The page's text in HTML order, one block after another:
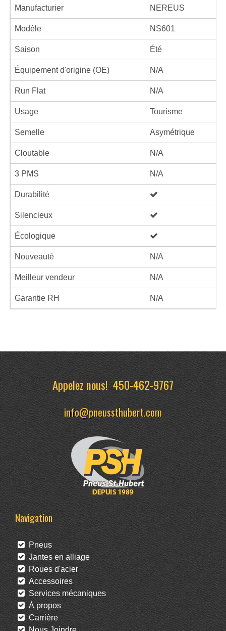
Manufacturier NEREUS
Modèle NS601
Saison Été
Équipement d'origine (OE) N/A
Run Flat N/A
Usage Tourisme
Semelle Asymétrique
Cloutable N/A
3 PMS N/A
Durabilité
Silencieux
Écologique
Nouveauté N/A
Meilleur vendeur N/A
Garantie RH N/A
Appelez nous!450-462-9767
info@pneussthubert.com
Navigation
Pneus
Jantes en alliage
Roues d'acier
Accessoires
Services mécaniques
À propos
Carrière